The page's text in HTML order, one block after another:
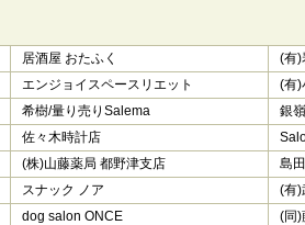
居酒屋 おたふく
(有)
エンジョイスペースリエット
(有)
希樹/量り売りSalema
銀
佐々木時計店
(株)山藤薬局 都野津支店
島
スナック ノア
(有)
dog salon ONCE
(同)